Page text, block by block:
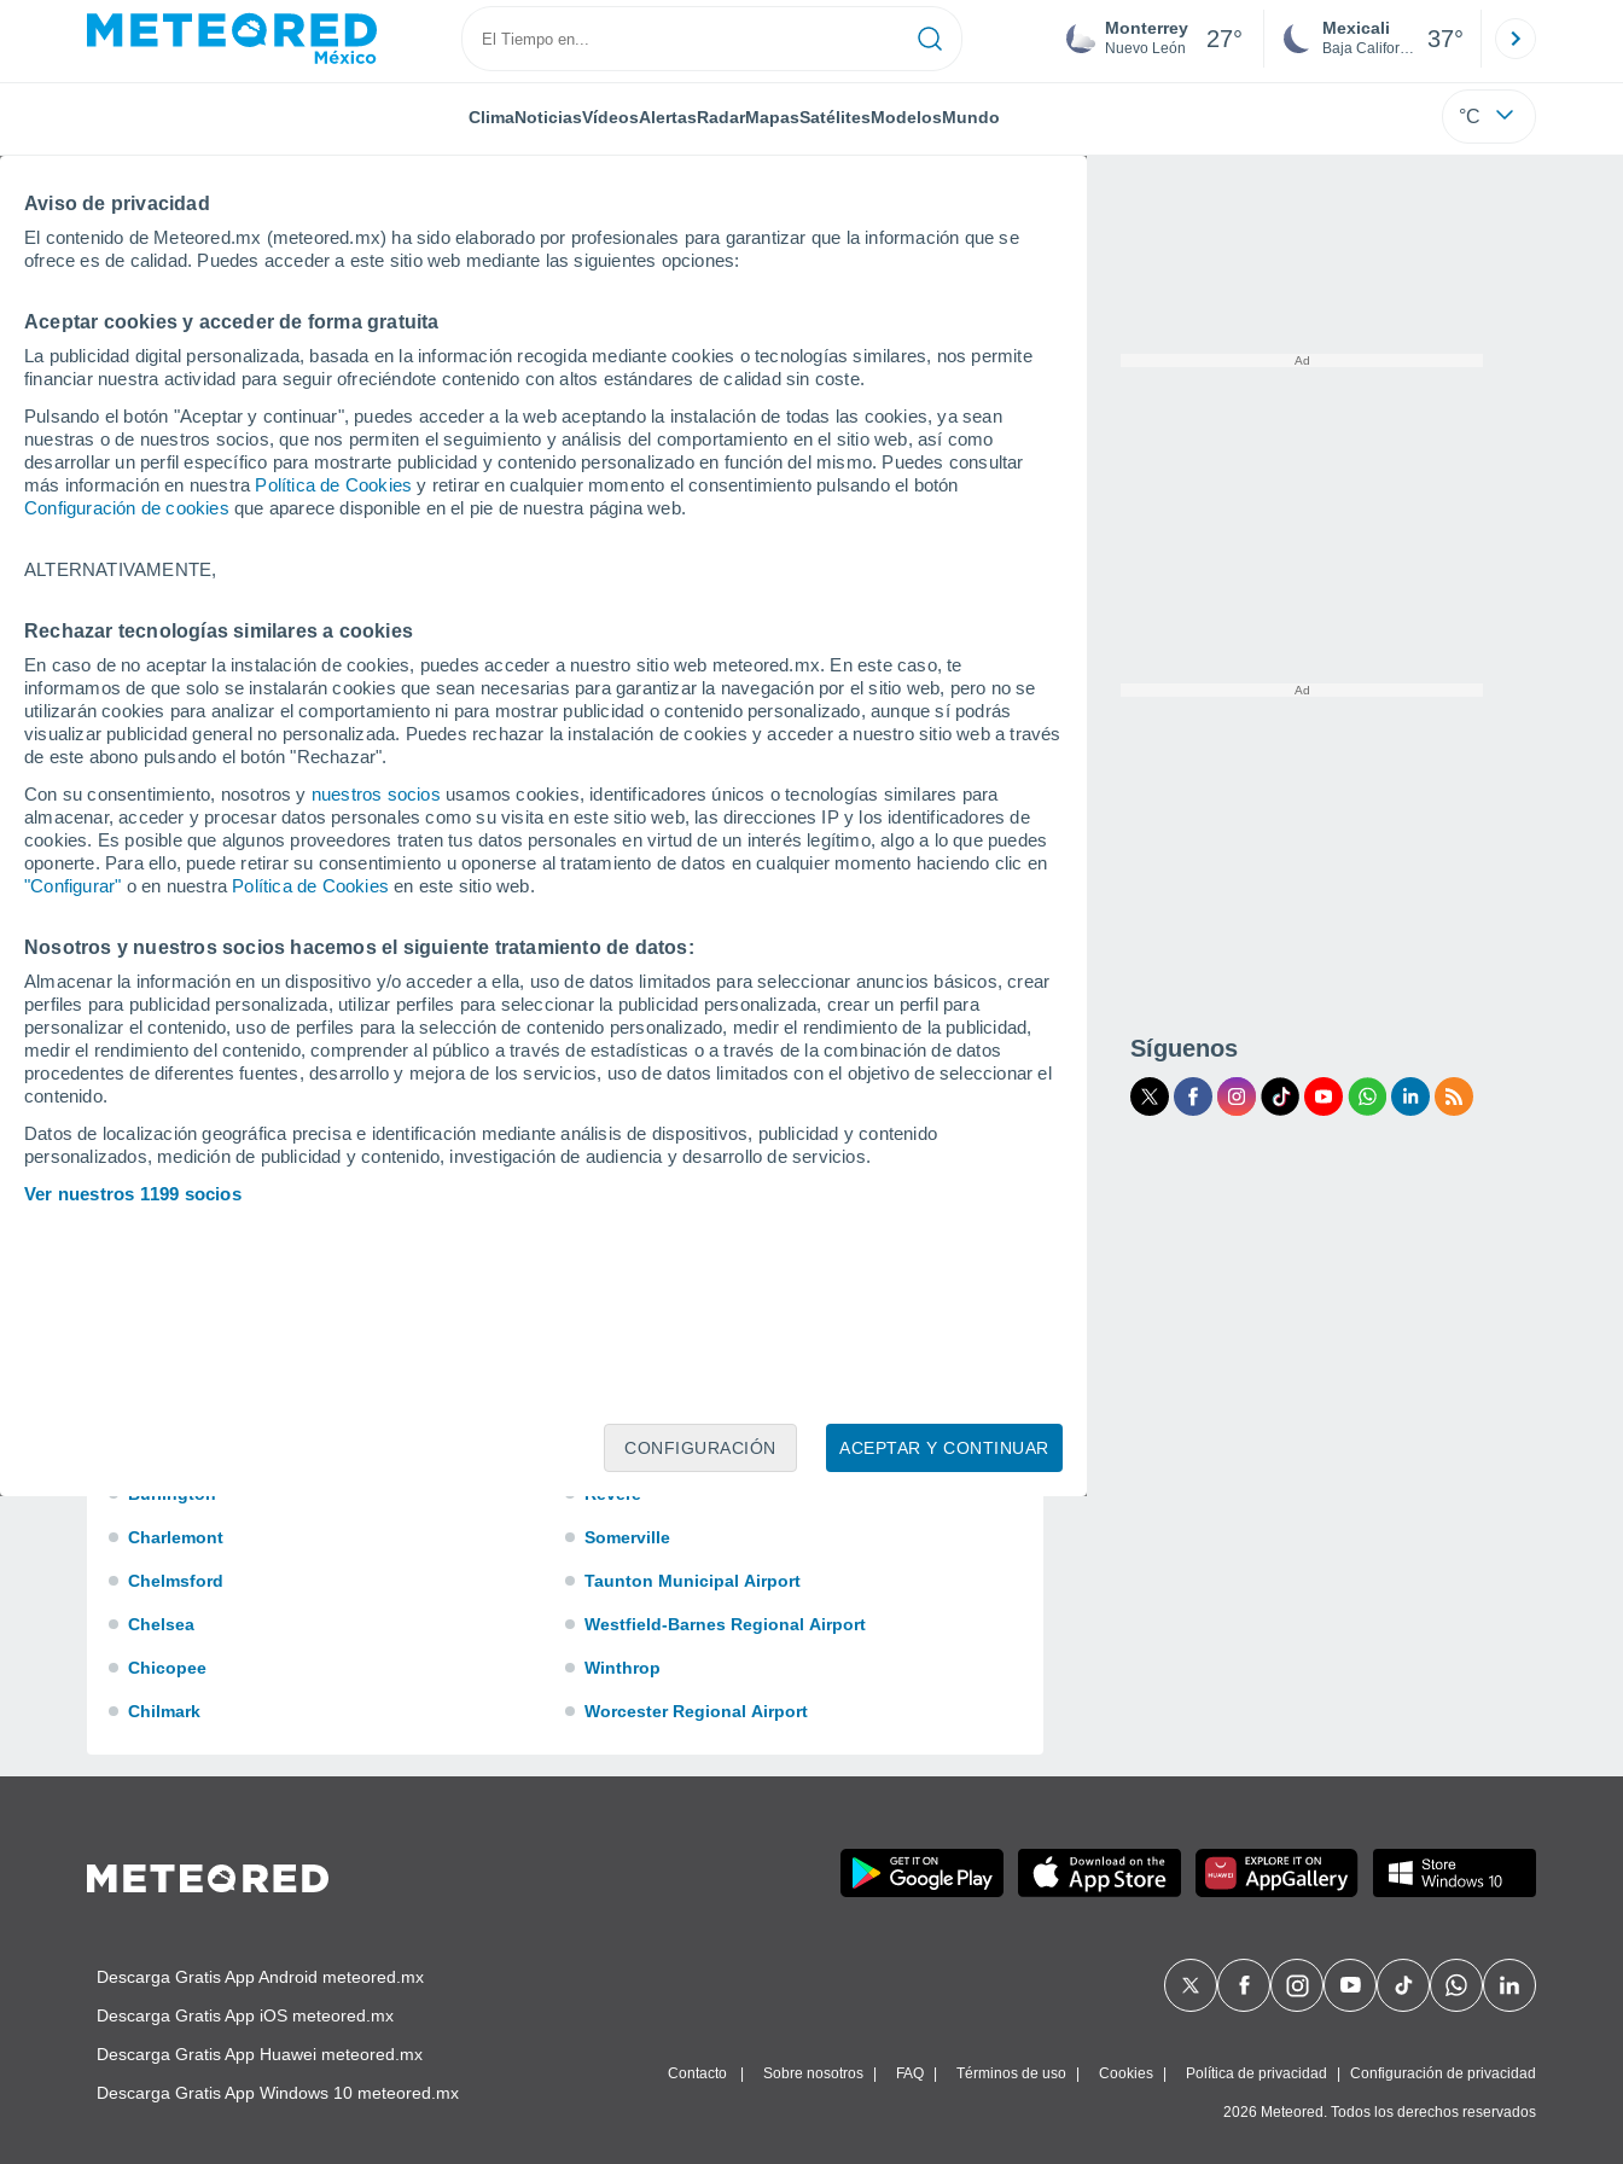
Aviso de privacidad
El contenido de Meteored.mx (meteored.mx) ha sido elaborado por profesionales para garantizar que la información que se
ofrece es de calidad. Puedes acceder a este sitio web mediante las siguientes opciones:
Aceptar cookies y acceder de forma gratuita
La publicidad digital personalizada, basada en la información recogida mediante cookies o tecnologías similares, nos permite
financiar nuestra actividad para seguir ofreciéndote contenido con altos estándares de calidad sin coste.
Pulsando el botón "Aceptar y continuar", puedes acceder a la web aceptando la instalación de todas las cookies, ya sean
nuestras o de nuestros socios, que nos permiten el seguimiento y análisis del comportamiento en el sitio web, así como
desarrollar un perfil específico para mostrarte publicidad y contenido personalizado en función del mismo. Puedes consultar
más información en nuestra Política de Cookies y retirar en cualquier momento el consentimiento pulsando el botón
Configuración de cookies que aparece disponible en el pie de nuestra página web.
ALTERNATIVAMENTE,
Rechazar tecnologías similares a cookies
En caso de no aceptar la instalación de cookies, puedes acceder a nuestro sitio web meteored.mx. En este caso, te
informamos de que solo se instalarán cookies que sean necesarias para garantizar la navegación por el sitio web, pero no se
utilizarán cookies para analizar el comportamiento ni para mostrar publicidad o contenido personalizado, aunque sí podrás
visualizar publicidad general no personalizada. Puedes rechazar la instalación de cookies y acceder a nuestro sitio web a través
de este abono pulsando el botón "Rechazar".
Con su consentimiento, nosotros y nuestros socios usamos cookies, identificadores únicos o tecnologías similares para
almacenar, acceder y procesar datos personales como su visita en este sitio web, las direcciones IP y los identificadores de
cookies. Es posible que algunos proveedores traten tus datos personales en virtud de un interés legítimo, algo a lo que puedes
oponerte. Para ello, puede retirar su consentimiento u oponerse al tratamiento de datos en cualquier momento haciendo clic en
"Configurar" o en nuestra Política de Cookies en este sitio web.
Nosotros y nuestros socios hacemos el siguiente tratamiento de datos:
Almacenar la información en un dispositivo y/o acceder a ella, uso de datos limitados para seleccionar anuncios básicos, crear
perfiles para publicidad personalizada, utilizar perfiles para seleccionar la publicidad personalizada, crear un perfil para
personalizar el contenido, uso de perfiles para la selección de contenido personalizado, medir el rendimiento de la publicidad,
medir el rendimiento del contenido, comprender al público a través de estadísticas o a través de la combinación de datos
procedentes de diferentes fuentes, desarrollo y mejora de los servicios, uso de datos limitados con el objetivo de seleccionar el
contenido.
Datos de localización geográfica precisa e identificación mediante análisis de dispositivos, publicidad y contenido
personalizados, medición de publicidad y contenido, investigación de audiencia y desarrollo de servicios.
Ver nuestros 1199 socios
ACEPTAR Y CONTINUAR
CONFIGURACIÓN
Monterrey
Nuevo León 27° Mexicali
Baja California 37°
ClimaNoticiasVídeosAlertasRadarMapasSatélitesModelosMundo °C
Inicio Estados Unidos Massachusetts
Clima en todas las ciudades de Massachusetts
Todas las localidades de Massachusetts
A B C D - E F - G H - K L M N
W Y
Localidades más consultadas de Massachusetts
Amherst
Arlington
Attleboro
Ayer
Barnstable
Bedford
Belmont
Berkley
Beverly
Bourne
Boxford
Burlington
Charlemont
Chelmsford
Chelsea
Chicopee
Chilmark
Concord
Danvers
Dudley
Eastham
Harwich
Holyoke
Ipswich
Malden
Plymouth Municipal Airport
Revere
Somerville
Taunton Municipal Airport
Westfield-Barnes Regional Airport
Winthrop
Worcester Regional Airport
Síguenos
Descarga Gratis App Android meteored.mx
Descarga Gratis App iOS meteored.mx
Descarga Gratis App Huawei meteored.mx
Descarga Gratis App Windows 10 meteored.mx
Contacto Sobre nosotros FAQ Términos de uso Cookies Política de privacidad Configuración de privacidad
2026 Meteored. Todos los derechos reservados